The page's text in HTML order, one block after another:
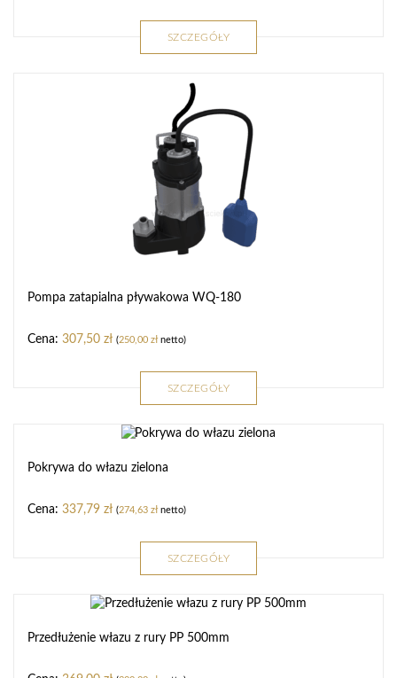
SZCZEGÓŁY
Pompa zatapialna pływakowa WQ-180
307,50 zł (250,00 złnetto)
SZCZEGÓŁY
Pokrywa do włazu zielona
337,79 zł (274,63 złnetto)
SZCZEGÓŁY
Przedłużenie włazu z rury PP 500mm